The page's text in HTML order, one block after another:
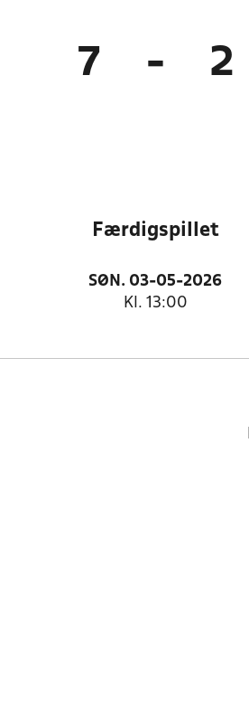
7 - 2
Færdigspillet
SØN. 03-05-2026
Kl. 13:00